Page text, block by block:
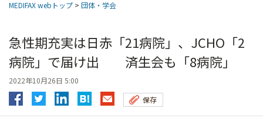
MEDIFAX webトップ > 団体・学会
急性期充実は日赤「21病院」、JCHO「2
病院」で届け出 済生会も「8病院」
2022年10月26日 5:00
保存